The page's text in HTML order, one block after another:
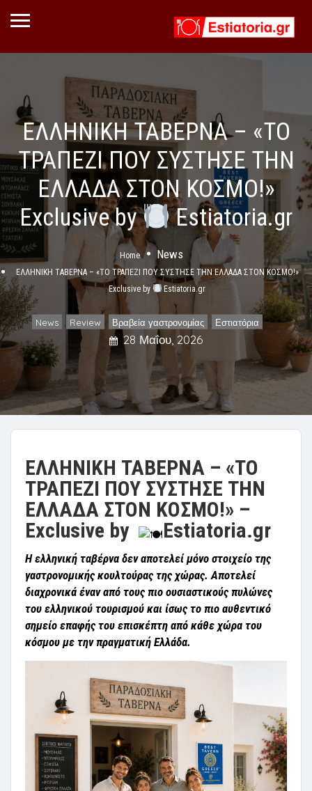
ΕΛΛΗΝΙΚΗ ΤΑΒΕΡΝΑ – «ΤΟ
ΤΡΑΠΕΖΙ ΠΟΥ ΣΥΣΤΗΣΕ ΤΗΝ
ΕΛΛΑΔΑ ΣΤΟΝ ΚΟΣΜΟ!»
Exclusive by
Estiatoria.gr
Home News
ΕΛΛΗΝΙΚΗ ΤΑΒΕΡΝΑ – «ΤΟ ΤΡΑΠΕΖΙ ΠΟΥ ΣΥΣΤΗΣΕ ΤΗΝ ΕΛΛΑΔΑ ΣΤΟΝ ΚΟΣΜΟ!»
Exclusive by
Estiatoria.gr
News Review Βραβεία γαστρονομίας Εστιατόρια
28 Μαΐου, 2026
ΕΛΛΗΝΙΚΗ ΤΑΒΕΡΝΑ – «ΤΟ
ΤΡΑΠΕΖΙ ΠΟΥ ΣΥΣΤΗΣΕ ΤΗΝ
ΕΛΛΑΔΑ ΣΤΟΝ ΚΟΣΜΟ!» –
Exclusive by Estiatoria.gr
Η ελληνική ταβέρνα δεν αποτελεί μόνο στοιχείο της
γαστρονομικής κουλτούρας της χώρας. Αποτελεί
διαχρονικά έναν από τους πιο ουσιαστικούς πυλώνες
του ελληνικού τουρισμού και ίσως το πιο αυθεντικό
σημείο επαφής του επισκέπτη από κάθε χώρα του
κόσμου με την πραγματική Ελλάδα.